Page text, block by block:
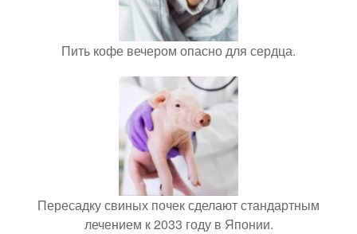
Пить кофе вечером опасно для сердца.
Пересадку свиных почек сделают стандартным
лечением к 2033 году в Японии.